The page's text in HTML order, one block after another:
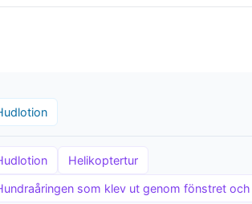
Helikoptertur
som klev ut genom fönstret